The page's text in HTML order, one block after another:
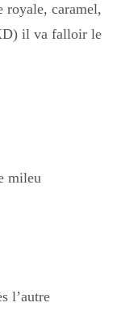
royale, caramel,
il va falloir le
mileu
l’autre